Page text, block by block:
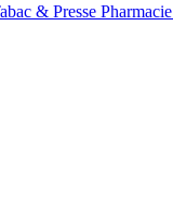
& Presse Pharmacie